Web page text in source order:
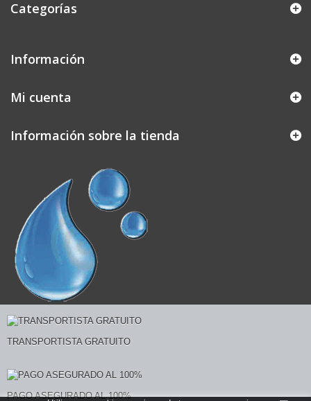
Categorías
Información
Mi cuenta
Información sobre la tienda
TRANSPORTISTA GRATUITO
PAGO ASEGURADO AL 100%